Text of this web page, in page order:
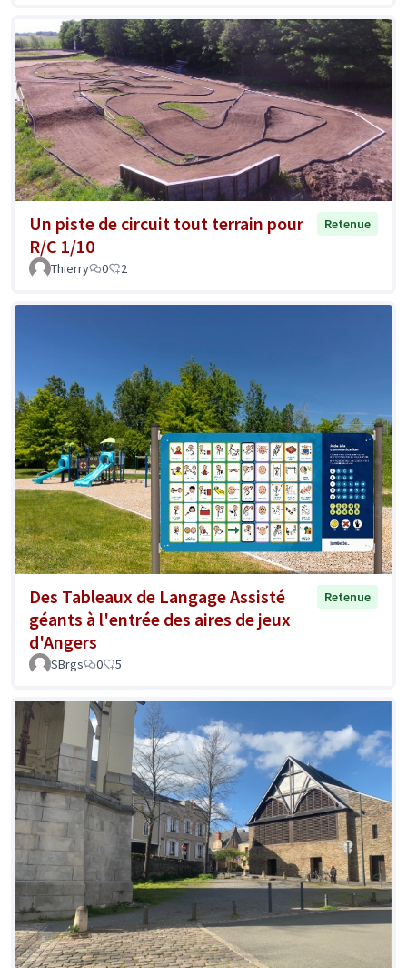
Un piste de circuit tout terrain pour
R/C 1/10
Retenue
Thierry 0 2
Des Tableaux de Langage Assisté
géants à l'entrée des aires de jeux
d'Angers
Retenue
SBrgs 0 5